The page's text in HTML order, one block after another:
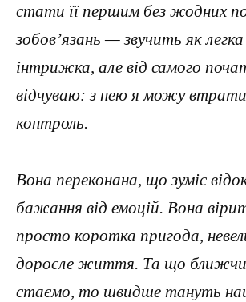
стати її першим без жодних
зобов’язань — звучить як
інтрижка, але від самого
відчуваю: з нею я можу
контроль.
Вона переконана, що зуміє
бажання від емоцій. Вона
просто коротка пригода,
доросле життя. Та що
стаємо, то швидше тануть